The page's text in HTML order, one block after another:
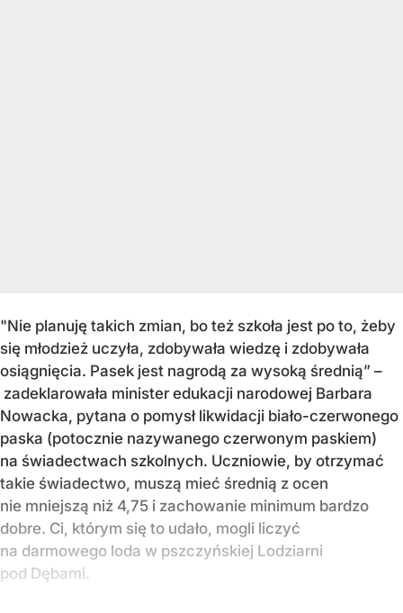
"Nie planuję takich zmian, bo też szkoła jest po to, żeby
się młodzież uczyła, zdobywała wiedzę i zdobywała
osiągnięcia. Pasek jest nagrodą za wysoką średnią” –
zadeklarowała minister edukacji narodowej Barbara
Nowacka, pytana o pomysł likwidacji biało-czerwonego
paska (potocznie nazywanego czerwonym paskiem)
na świadectwach szkolnych. Uczniowie, by otrzymać
takie świadectwo, muszą mieć średnią z ocen
nie mniejszą niż 4,75 i zachowanie minimum bardzo
dobre. Ci, którym się to udało, mogli liczyć
na darmowego loda w pszczyńskiej Lodziarni
pod Dębami.